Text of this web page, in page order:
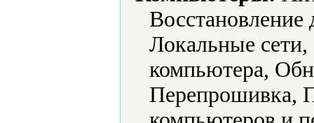
Локальные
компьютера,
Перепрошивка,